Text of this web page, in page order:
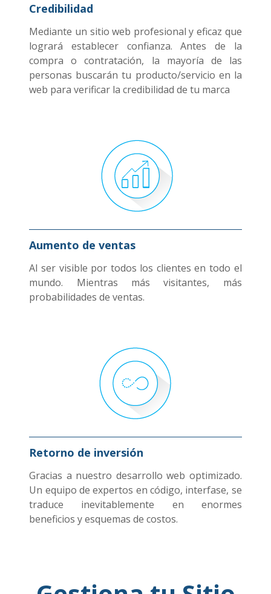
Credibilidad
Mediante un sitio web profesional y eficaz que
logrará establecer confianza. Antes de la
compra o contratación, la mayoría de las
personas buscarán tu producto/servicio en la
web para verificar la credibilidad de tu marca
Aumento de ventas
Al ser visible por todos los clientes en todo el
mundo. Mientras más visitantes, más
probabilidades de ventas.
Retorno de inversión
Gracias a nuestro desarrollo web optimizado.
Un equipo de expertos en código, interfase, se
traduce inevitablemente en enormes
beneficios y esquemas de costos.